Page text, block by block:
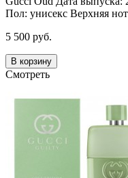
Пол: унисекс Верхняя
5 500 руб.
В корзину
Смотреть